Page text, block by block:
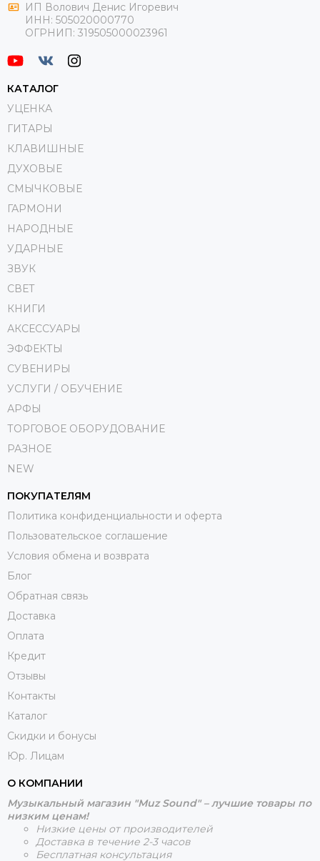
ИП Волович Денис Игоревич
ИНН: 505020000770
ОГРНИП: 319505000023961
КАТАЛОГ
УЦЕНКА
ГИТАРЫ
КЛАВИШНЫЕ
ДУХОВЫЕ
СМЫЧКОВЫЕ
ГАРМОНИ
НАРОДНЫЕ
УДАРНЫЕ
ЗВУК
СВЕТ
КНИГИ
АКСЕССУАРЫ
ЭФФЕКТЫ
СУВЕНИРЫ
УСЛУГИ / ОБУЧЕНИЕ
АРФЫ
ТОРГОВОЕ ОБОРУДОВАНИЕ
РАЗНОЕ
NEW
ПОКУПАТЕЛЯМ
Политика конфиденциальности и оферта
Пользовательское соглашение
Условия обмена и возврата
Блог
Обратная связь
Доставка
Оплата
Кредит
Отзывы
Контакты
Каталог
Скидки и бонусы
Юр. Лицам
О КОМПАНИИ
Музыкальный магазин "Muz Sound" – лучшие товары по
низким ценам!
Низкие цены от производителей
Доставка в течение 2-3 часов
Бесплатная консультация